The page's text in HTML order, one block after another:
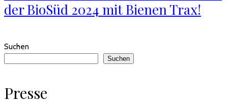
der BioSüd 2024 mit Bienen Trax!
Suchen
Suchen
Presse